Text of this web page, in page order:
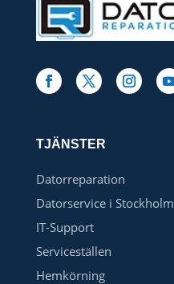
TJÄNSTER
Datorreparation
Datorservice i Stockholm
IT-Support
Serviceställen
Hemkörning